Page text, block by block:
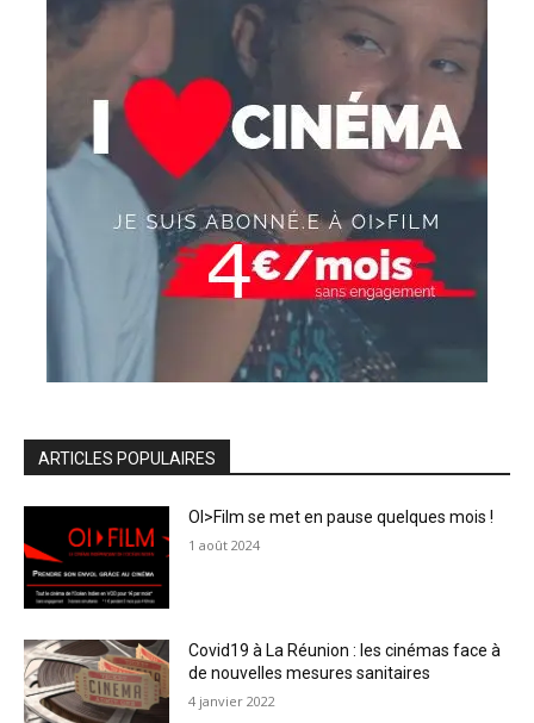
ARTICLES POPULAIRES
OI>Film se met en pause quelques mois !
1 août 2024
Covid19 à La Réunion : les cinémas face à
de nouvelles mesures sanitaires
4 janvier 2022